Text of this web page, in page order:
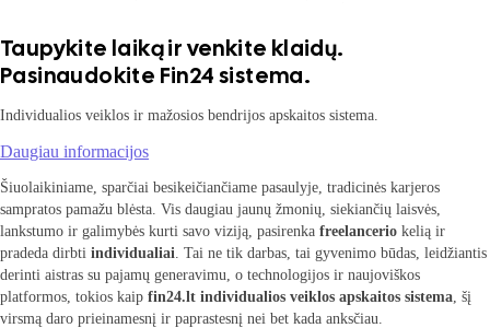
Taupykite laiką ir venkite klaidų.
Pasinaudokite Fin24 sistema.
Individualios veiklos ir mažosios bendrijos apskaitos sistema.
Daugiau informacijos
Šiuolaikiniame, sparčiai besikeičiančiame pasaulyje, tradicinės karjeros
sampratos pamažu blėsta. Vis daugiau jaunų žmonių, siekiančių laisvės,
lankstumo ir galimybės kurti savo viziją, pasirenka freelancerio kelią ir
pradeda dirbti individualiai. Tai ne tik darbas, tai gyvenimo būdas, leidžiantis
derinti aistras su pajamų generavimu, o technologijos ir naujoviškos
platformos, tokios kaip fin24.lt individualios veiklos apskaitos sistema, šį
virsmą daro prieinamesnį ir paprastesnį nei bet kada anksčiau.